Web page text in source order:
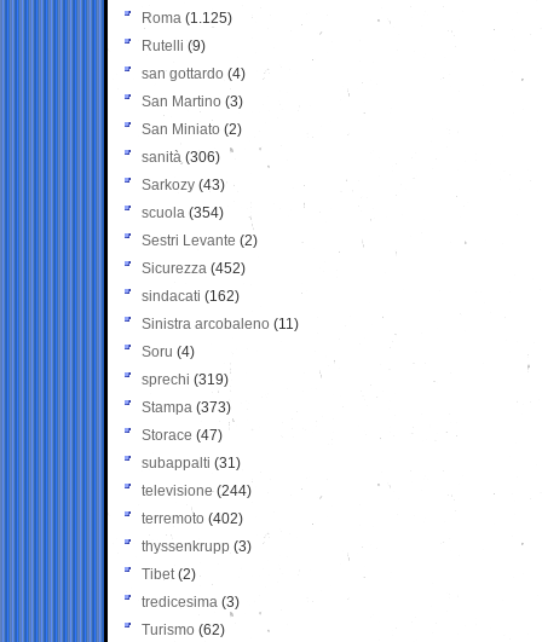
Roma (1.125)
Rutelli (9)
san gottardo (4)
San Martino (3)
San Miniato (2)
sanità (306)
Sarkozy (43)
scuola (354)
Sestri Levante (2)
Sicurezza (452)
sindacati (162)
Sinistra arcobaleno (11)
Soru (4)
sprechi (319)
Stampa (373)
Storace (47)
subappalti (31)
televisione(244)
terremoto (402)
thyssenkrupp (3)
Tibet(2)
tredicesima (3)
Turismo (62)